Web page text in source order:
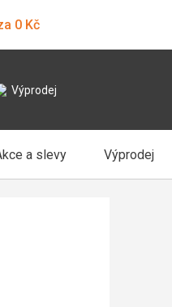
0 Kč
Výprodej
a slevy Výprodej